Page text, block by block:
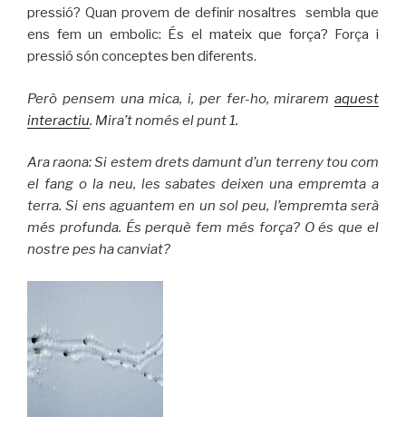
pressió? Quan provem de definir nosaltres sembla que
ens fem un embolic: És el mateix que força? Força i
pressió són conceptes ben diferents.
Però pensem una mica, i, per fer-ho, mirarem aquest
interactiu. Mira’t només el punt 1.
Ara raona: Si estem drets damunt d’un terreny tou com
el fang o la neu, les sabates deixen una empremta a
terra. Si ens aguantem en un sol peu, l’empremta serà
més profunda. És perquè fem més força? O és que el
nostre pes ha canviat?